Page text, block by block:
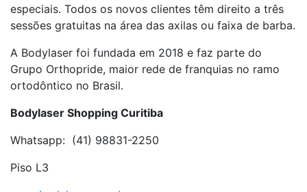
especiais. Todos os novos clientes têm direito a três
sessões gratuitas na área das axilas ou faixa de barba.
A Bodylaser foi fundada em 2018 e faz parte do
Grupo Orthopride, maior rede de franquias no ramo
ortodôntico no Brasil.
Bodylaser Shopping Curitiba
Whatsapp: (41) 98831-2250
Piso L3